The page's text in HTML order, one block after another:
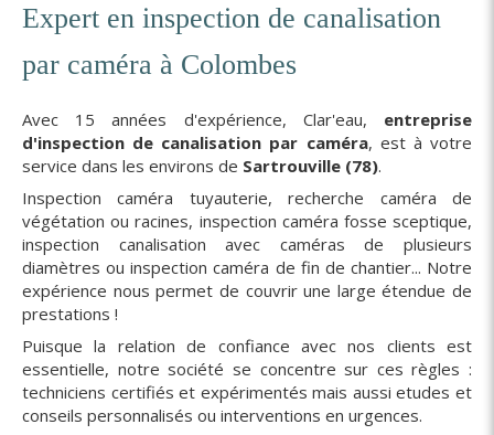
Expert en inspection de canalisation
par caméra à Colombes
Avec 15 années d'expérience, Clar'eau, entreprise
d'inspection de canalisation par caméra, est à votre
service dans les environs de Sartrouville (78).
Inspection caméra tuyauterie, recherche caméra de
végétation ou racines, inspection caméra fosse sceptique,
inspection canalisation avec caméras de plusieurs
diamètres ou inspection caméra de fin de chantier... Notre
expérience nous permet de couvrir une large étendue de
prestations !
Puisque la relation de confiance avec nos clients est
essentielle, notre société se concentre sur ces règles :
techniciens certifiés et expérimentés mais aussi etudes et
conseils personnalisés ou interventions en urgences.